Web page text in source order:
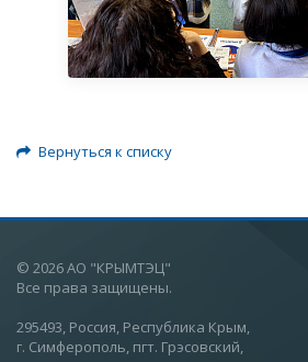
Вернуться к списку
© 2026 АО "КРЫМТЭЦ"
Все права защищены.
295493, Россия, Республика Крым,
г. Симферополь, пгт. Грэсовский,